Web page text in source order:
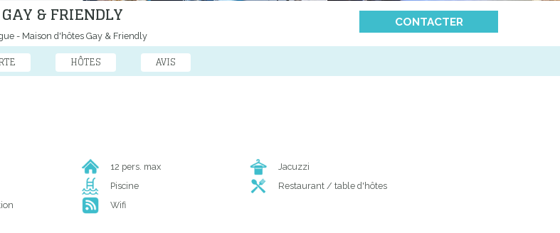
& FRIENDLY
- Maison d'hôtes Gay & Friendly
CONTACTER
HÔTES AVIS
12 pers. max
Jacuzzi
Piscine
Restaurant / table d'hôtes
Wifi